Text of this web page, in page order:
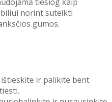
norint suteikti
gumos.
ir palikite bent